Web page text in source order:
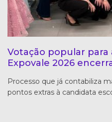
Votação popular para
Expovale 2026
Processo que já contabiliza
pontos extras à candidata